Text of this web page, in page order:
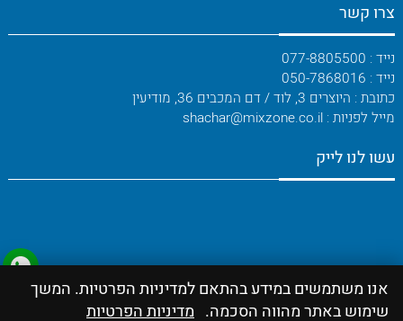
צרו קשר
נייד : 077-8805500
נייד : 050-7868016
כתובת : היוצרים 3, לוד / דם המכבים 36, מודיעין
מייל לפניות : shachar@mixzone.co.il
עשו לנו לייק
אנו משתמשים במידע בהתאם למדיניות הפרטיות. המשך
שימוש באתר מהווה הסכמה. מדיניות הפרטיות